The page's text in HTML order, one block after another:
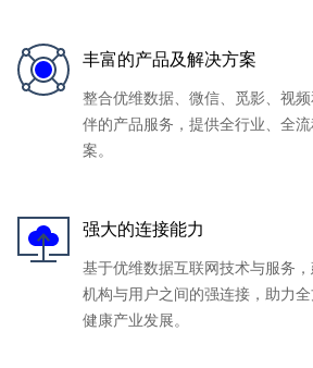
丰富的产品及解决方案
整合优维数据、微信、觅影、视
伴的产品服务，提供全行业、全
案。
强大的连接能力
基于优维数据互联网技术与服务，
机构与用户之间的强连接，助力
健康产业发展。